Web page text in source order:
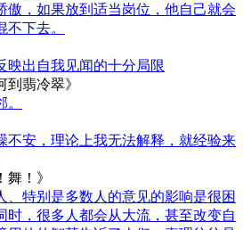
傲，如果放到适当岗位，他自己就会
下去。
映出自我见闻的十分局限
翡冷翠》
不安，理论上我无法解释，就经验来
！》
、特别是多数人的意见的影响是很困
时，很多人都会从大流，甚至改变自